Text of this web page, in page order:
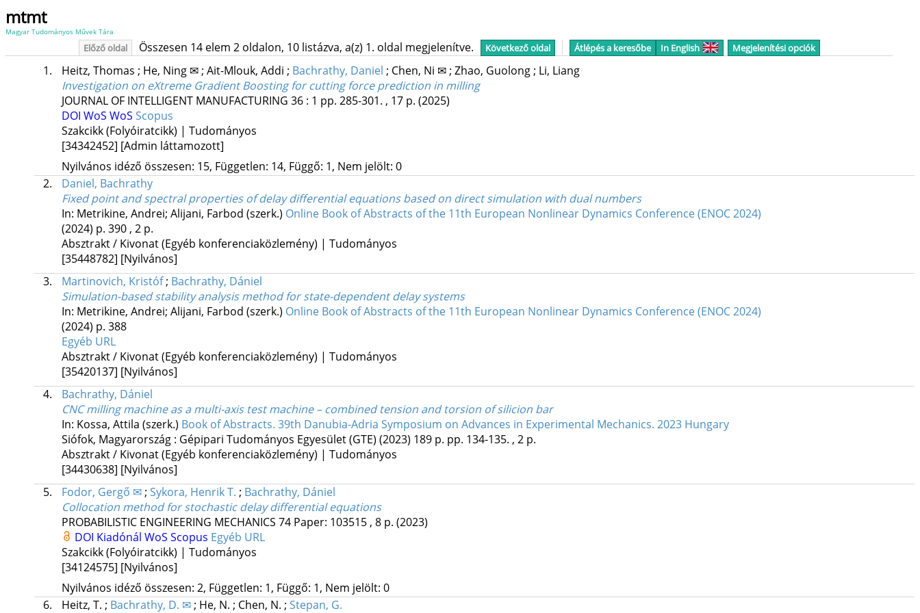
mtmt
Magyar Tudományos Művek Tára
Előző oldal Összesen 14 elem 2 oldalon, 10 listázva, a(z) 1. oldal megjelenítve. Következő oldal Átlépés a keresőbe In English Megjelenítési opciók
1. Heitz, Thomas ; He, Ning ✉; Ait-Mlouk, Addi ; Bachrathy, Daniel ; Chen, Ni ✉; Zhao, Guolong; Li, Liang
Investigation on eXtreme Gradient Boosting for cutting force prediction in milling
JOURNAL OF INTELLIGENT MANUFACTURING 36: 1 pp. 285-301. , 17 p. (2025)
DOI WoS WoS Scopus
Szakcikk (Folyóiratcikk) | Tudományos
[34342452] [Admin láttamozott]
Nyilvános idéző összesen: 15, Független: 14, Függő: 1, Nem jelölt: 0
2.
Daniel, Bachrathy
Fixed point and spectral properties of delay differential equations based on direct simulation with dual numbers
In: Metrikine, Andrei; Alijani, Farbod (szerk.) Online Book of Abstracts of the 11th European Nonlinear Dynamics Conference (ENOC 2024)
(2024) p. 390 , 2 p.
Absztrakt / Kivonat (Egyéb konferenciaközlemény) | Tudományos
[35448782] [Nyilvános]
3.
Martinovich, Kristóf; Bachrathy, Dániel
Simulation-based stability analysis method for state-dependent delay systems
In: Metrikine, Andrei; Alijani, Farbod (szerk.) Online Book of Abstracts of the 11th European Nonlinear Dynamics Conference (ENOC 2024)
(2024) p. 388
Egyéb URL
Absztrakt / Kivonat (Egyéb konferenciaközlemény) | Tudományos
[35420137] [Nyilvános]
4.
Bachrathy, Dániel
CNC milling machine as a multi-axis test machine – combined tension and torsion of silicion bar
In: Kossa, Attila (szerk.) Book of Abstracts. 39th Danubia-Adria Symposium on Advances in Experimental Mechanics. 2023 Hungary
Siófok, Magyarország : Gépipari Tudományos Egyesület (GTE) (2023) 189 p. pp. 134-135. , 2 p.
Absztrakt / Kivonat (Egyéb konferenciaközlemény) | Tudományos
[34430638] [Nyilvános]
5.
Fodor, Gergő ✉; Sykora, Henrik T. ; Bachrathy, Dániel
Collocation method for stochastic delay differential equations
PROBABILISTIC ENGINEERING MECHANICS 74 Paper: 103515 , 8 p. (2023)
DOI Kiadónál WoS Scopus Egyéb URL
Szakcikk (Folyóiratcikk) | Tudományos
[34124575] [Nyilvános]
Nyilvános idéző összesen: 2, Független: 1, Függő: 1, Nem jelölt: 0
6.
Heitz, T. ; Bachrathy, D. ✉; He, N. ; Chen, N. ; Stepan, G.